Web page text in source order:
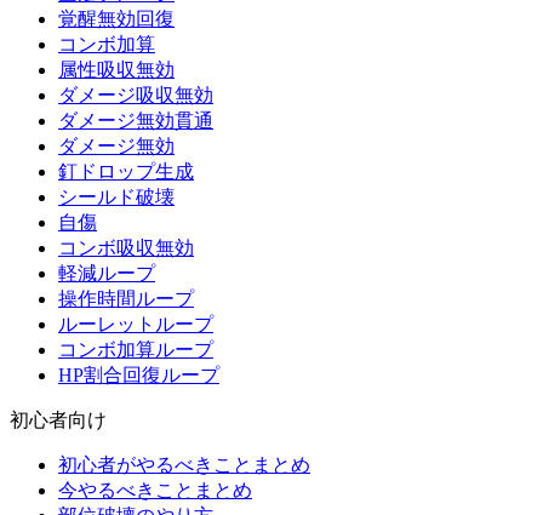
覚醒無効回復
コンボ加算
属性吸収無効
ダメージ吸収無効
ダメージ無効貫通
ダメージ無効
釘ドロップ生成
シールド破壊
自傷
コンボ吸収無効
軽減ループ
操作時間ループ
ルーレットループ
コンボ加算ループ
HP割合回復ループ
初心者向け
初心者がやるべきことまとめ
今やるべきことまとめ